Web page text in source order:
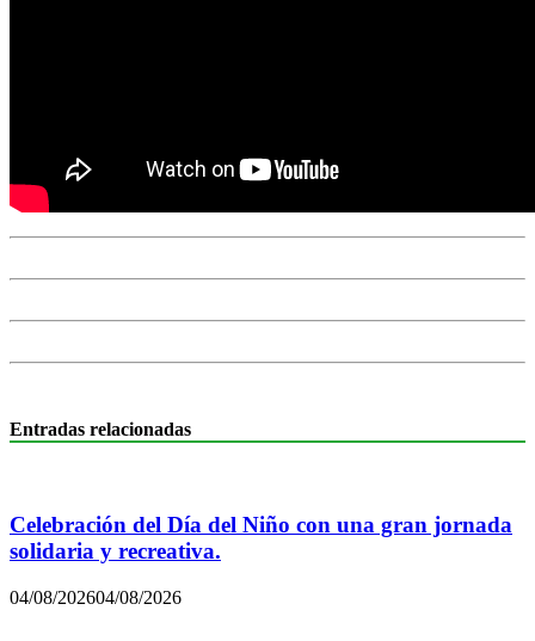
Entradas relacionadas
Celebración del Día del Niño con una gran jornada
solidaria y recreativa.
04/08/202604/08/2026